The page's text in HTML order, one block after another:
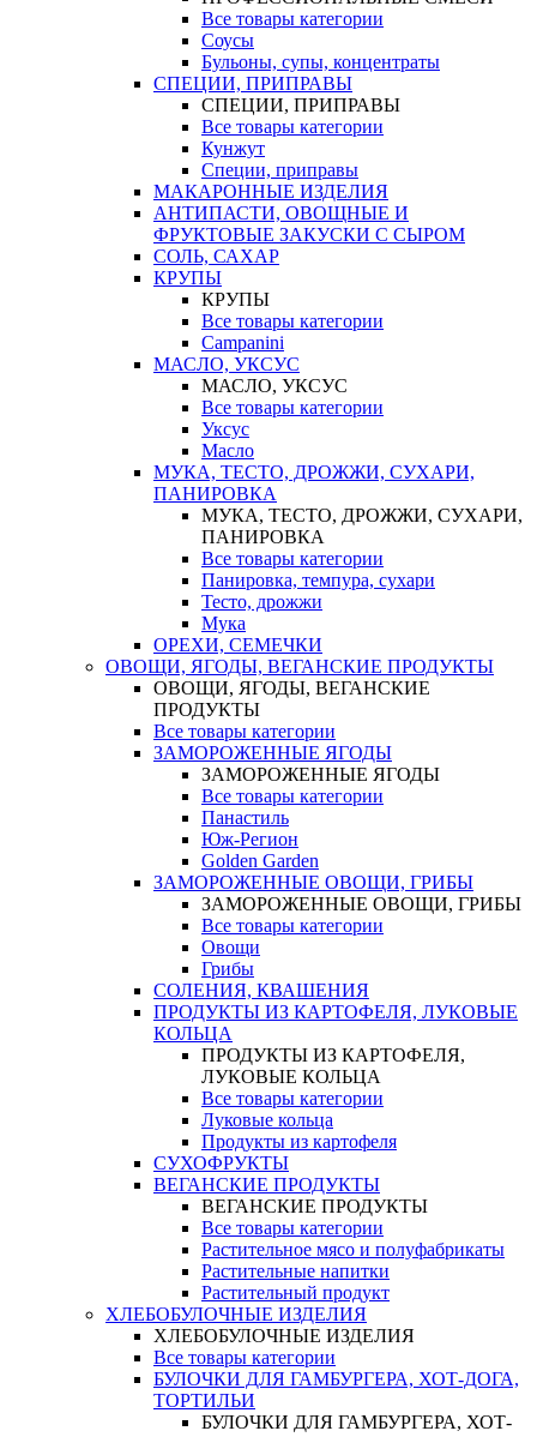
Все товары категории
Соусы
Бульоны, супы, концентраты
СПЕЦИИ, ПРИПРАВЫ
СПЕЦИИ, ПРИПРАВЫ
Все товары категории
Кунжут
Специи, приправы
МАКАРОННЫЕ ИЗДЕЛИЯ
АНТИПАСТИ, ОВОЩНЫЕ И
ФРУКТОВЫЕ ЗАКУСКИ С СЫРОМ
СОЛЬ, САХАР
КРУПЫ
КРУПЫ
Все товары категории
Campanini
МАСЛО, УКСУС
МАСЛО, УКСУС
Все товары категории
Уксус
Масло
МУКА, ТЕСТО, ДРОЖЖИ, СУХАРИ,
ПАНИРОВКА
МУКА, ТЕСТО, ДРОЖЖИ, СУХАРИ,
ПАНИРОВКА
Все товары категории
Панировка, темпура, сухари
Тесто, дрожжи
Мука
ОРЕХИ, СЕМЕЧКИ
ОВОЩИ, ЯГОДЫ, ВЕГАНСКИЕ ПРОДУКТЫ
ОВОЩИ, ЯГОДЫ, ВЕГАНСКИЕ
ПРОДУКТЫ
Все товары категории
ЗАМОРОЖЕННЫЕ ЯГОДЫ
ЗАМОРОЖЕННЫЕ ЯГОДЫ
Все товары категории
Панастиль
Юж-Регион
Golden Garden
ЗАМОРОЖЕННЫЕ ОВОЩИ, ГРИБЫ
ЗАМОРОЖЕННЫЕ ОВОЩИ, ГРИБЫ
Все товары категории
Овощи
Грибы
СОЛЕНИЯ, КВАШЕНИЯ
ПРОДУКТЫ ИЗ КАРТОФЕЛЯ, ЛУКОВЫЕ
КОЛЬЦА
ПРОДУКТЫ ИЗ КАРТОФЕЛЯ,
ЛУКОВЫЕ КОЛЬЦА
Все товары категории
Луковые кольца
Продукты из картофеля
СУХОФРУКТЫ
ВЕГАНСКИЕ ПРОДУКТЫ
ВЕГАНСКИЕ ПРОДУКТЫ
Все товары категории
Растительное мясо и полуфабрикаты
Растительные напитки
Растительный продукт
ХЛЕБОБУЛОЧНЫЕ ИЗДЕЛИЯ
ХЛЕБОБУЛОЧНЫЕ ИЗДЕЛИЯ
Все товары категории
БУЛОЧКИ ДЛЯ ГАМБУРГЕРА, ХОТ-ДОГА,
ТОРТИЛЬИ
БУЛОЧКИ ДЛЯ ГАМБУРГЕРА, ХОТ-